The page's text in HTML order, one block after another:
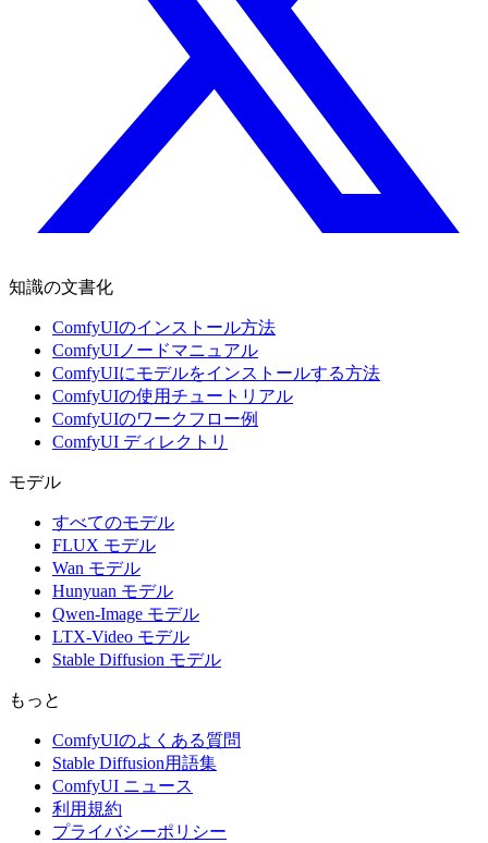
知識の文書化
ComfyUIのインストール方法
ComfyUIノードマニュアル
ComfyUIにモデルをインストールする方法
ComfyUIの使用チュートリアル
ComfyUIのワークフロー例
ComfyUI ディレクトリ
モデル
すべてのモデル
FLUX モデル
Wan モデル
Hunyuan モデル
Qwen-Image モデル
LTX-Video モデル
Stable Diffusion モデル
もっと
ComfyUIのよくある質問
Stable Diffusion用語集
ComfyUI ニュース
利用規約
プライバシーポリシー